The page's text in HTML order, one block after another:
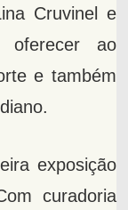
Cruvinel e
oferecer ao
e também
exposição
curadoria